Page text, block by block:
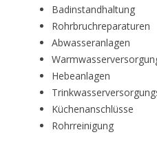
Badinstandhaltung
Rohrbruchreparaturen
Abwasseranlagen
Hebeanlagen
Küchenanschlüsse
Rohrreinigung